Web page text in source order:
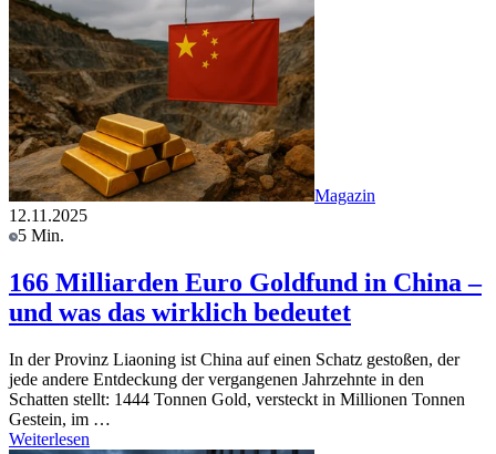
Magazin
12.11.2025
5 Min.
166 Milliarden Euro Goldfund in China –
und was das wirklich bedeutet
In der Provinz Liaoning ist China auf einen Schatz gestoßen, der
jede andere Entdeckung der vergangenen Jahrzehnte in den
Schatten stellt: 1444 Tonnen Gold, versteckt in Millionen Tonnen
Gestein, im …
Weiterlesen